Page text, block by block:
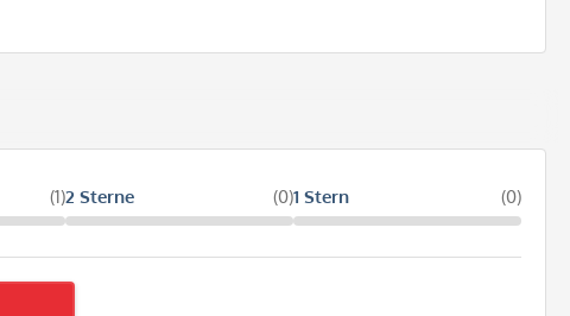
(1)2 Sterne (0)1 Stern (0)